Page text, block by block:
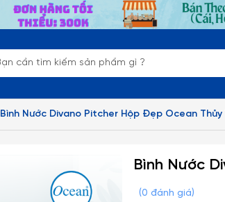
Bình Nước Divano Pitcher Hộp Đẹp Ocean Thủy
Bình Nước
(0 đánh giá)